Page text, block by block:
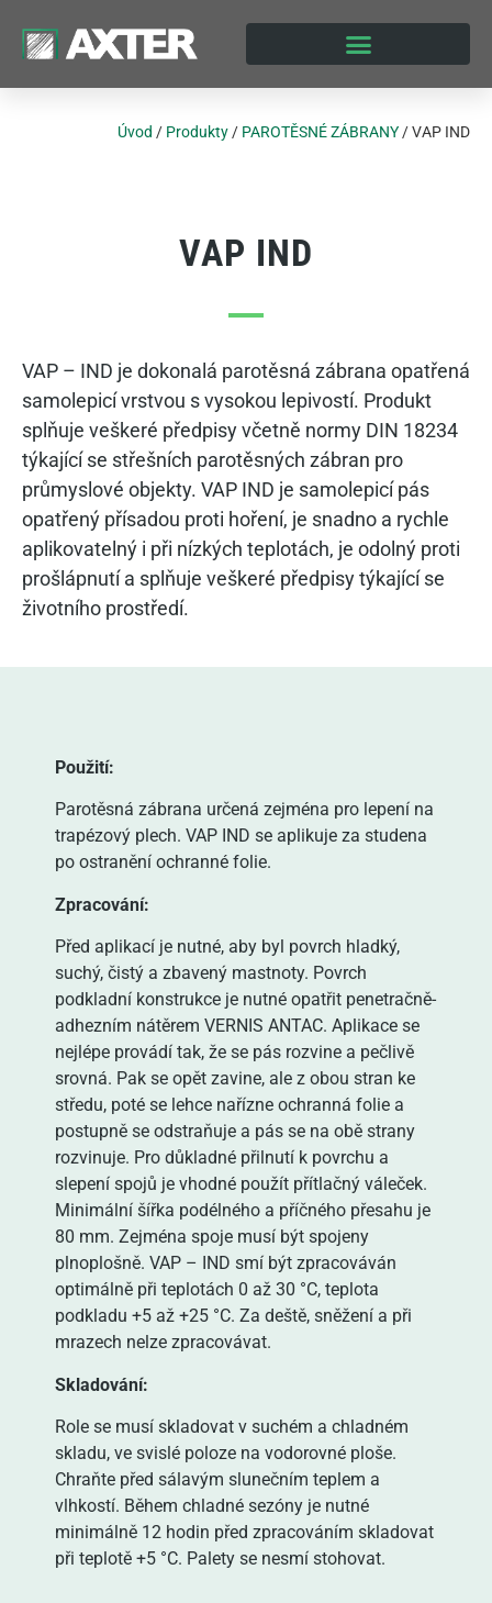
Úvod / Produkty / PAROTĚSNÉ ZÁBRANY /VAP IND
VAP IND
VAP – IND je dokonalá parotěsná zábrana opatřená
samolepicí vrstvou s vysokou lepivostí. Produkt
splňuje veškeré předpisy včetně normy DIN 18234
týkající se střešních parotěsných zábran pro
průmyslové objekty. VAP IND je samolepicí pás
opatřený přísadou proti hoření, je snadno a rychle
aplikovatelný i při nízkých teplotách, je odolný proti
prošlápnutí a splňuje veškeré předpisy týkající se
životního prostředí.
Použití:
Parotěsná zábrana určená zejména pro lepení na
trapézový plech. VAP IND se aplikuje za studena
po ostranění ochranné folie.
Zpracování:
Před aplikací je nutné, aby byl povrch hladký,
suchý, čistý a zbavený mastnoty. Povrch
podkladní konstrukce je nutné opatřit penetračně-
adhezním nátěrem VERNIS ANTAC. Aplikace se
nejlépe provádí tak, že se pás rozvine a pečlivě
srovná. Pak se opět zavine, ale z obou stran ke
středu, poté se lehce nařízne ochranná folie a
postupně se odstraňuje a pás se na obě strany
rozvinuje. Pro důkladné přilnutí k povrchu a
slepení spojů je vhodné použít přítlačný váleček.
Minimální šířka podélného a příčného přesahu je
80 mm. Zejména spoje musí být spojeny
plnoplošně. VAP – IND smí být zpracováván
optimálně při teplotách 0 až 30 °C, teplota
podkladu +5 až +25 °C. Za deště, sněžení a při
mrazech nelze zpracovávat.
Skladování:
Role se musí skladovat v suchém a chladném
skladu, ve svislé poloze na vodorovné ploše.
Chraňte před sálavým slunečním teplem a
vlhkostí. Během chladné sezóny je nutné
minimálně 12 hodin před zpracováním skladovat
při teplotě +5 °C. Palety se nesmí stohovat.